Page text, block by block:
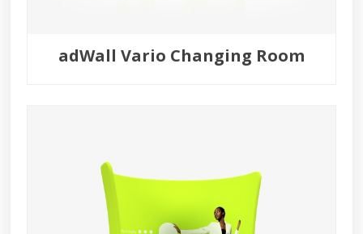
adWall Vario Changing Room